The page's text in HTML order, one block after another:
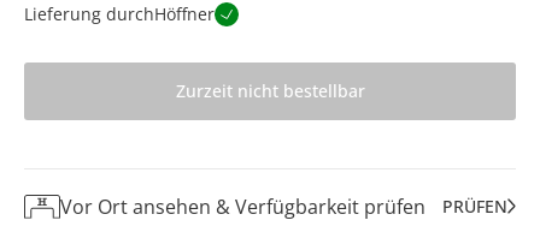
Lieferung durchHöffner
Zurzeit nicht bestellbar
Vor Ort ansehen & Verfügbarkeit prüfen PRÜFEN